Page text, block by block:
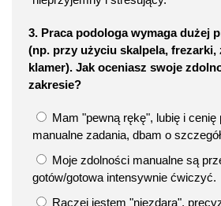
3. Praca podologa wymaga dużej
(np. przy użyciu skalpela, frezarki,
klamer). Jak oceniasz swoje
zakresie?
Mam "pewną rękę", lubię i cenię
manualne zadania, dbam o
Moje zdolności manualne są
gotów/gotowa intensywnie ćwiczyć.
Raczej jestem "niezdarą",